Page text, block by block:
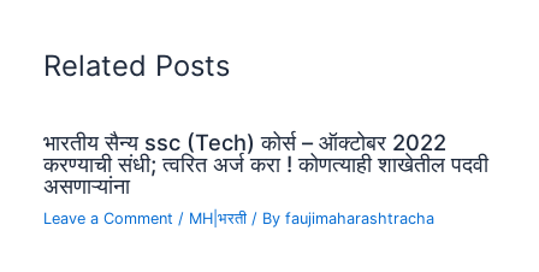
Related Posts
भारतीय सैन्य ssc (Tech) कोर्स – ऑक्टोबर 2022
करण्याची संधी; त्वरित अर्ज करा ! कोणत्याही शाखेतील पदवी
असणाऱ्यांना
Leave a Comment / MH|भरती / Byfaujimaharashtracha